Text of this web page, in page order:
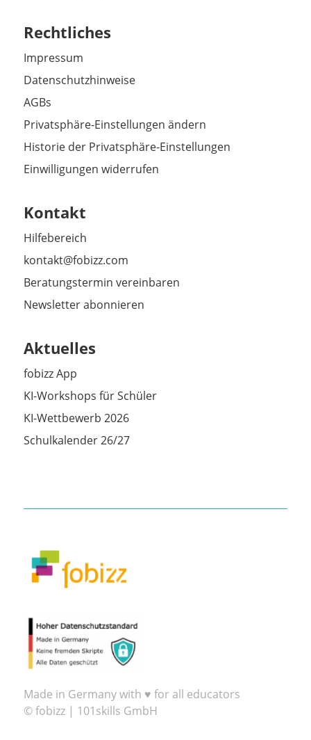
Rechtliches
Impressum
Datenschutzhinweise
AGBs
Privatsphäre-Einstellungen ändern
Historie der Privatsphäre-Einstellungen
Einwilligungen widerrufen
Kontakt
Hilfebereich
kontakt@fobizz.com
Beratungstermin vereinbaren
Newsletter abonnieren
Aktuelles
fobizz App
KI-Workshops für Schüler
KI-Wettbewerb 2026
Schulkalender 26/27
Made in Germany with ♥ for all educators
© fobizz | 101skills GmbH